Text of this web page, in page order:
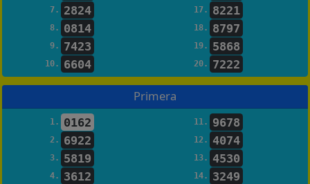
7. 2824 17. 8221
8. 0814 18. 8797
9. 7423 19. 5868
10. 6604 20. 7222
Primera
1. 0162 11. 9678
2. 6922 12. 4074
3. 5819 13. 4530
4. 3612 14. 3249